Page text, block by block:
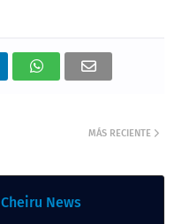
MÁS RECIENTE
Cheiru News